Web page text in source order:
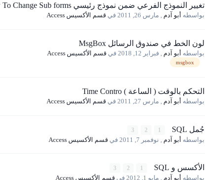
تغيير النموذج الفرعي ضمن نموذج رئيسي How To Change Sub forms
بواسطه أبو آدم مارس 26, 2011 في قسم الأكسيس Access
لون الخط في صندوق الرسائل MsgBox
بواسطه أبو آدم فبراير 12, 2018 في قسم الأكسيس Access
msgbox
التحكم بالوقت ( الساعة ) Time Contro
بواسطه أبو آدم مارس 27, 2011 في قسم الأكسيس Access
جُمل SQL 1
2
3
بواسطه أبو آدم نوفمبر 7, 2011 في قسم الأكسيس Access
الأكسس و SQL 1
2
3
بواسطه أبو آدم مايو 1, 2012 في قسم الأكسيس Access